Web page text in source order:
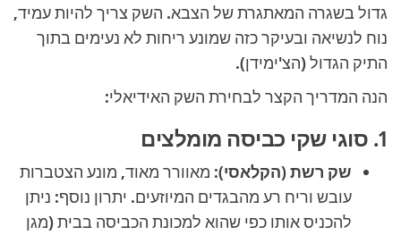
גדול בשגרה המאתגרת של הצבא. השק צריך להיות עמיד,
נוח לנשיאה ובעיקר כזה שמונע ריחות לא נעימים בתוך
התיק הגדול (הצ'ימידן).
הנה המדריך הקצר לבחירת השק האידיאלי:
1. סוגי שקי כביסה מומלצים
שק רשת (הקלאסי): מאוורר מאוד, מונע הצטברות
עובש וריח רע מהבגדים המיוזעים. יתרון נוסף: ניתן
להכניס אותו כפי שהוא למכונת הכביסה בבית (מגן